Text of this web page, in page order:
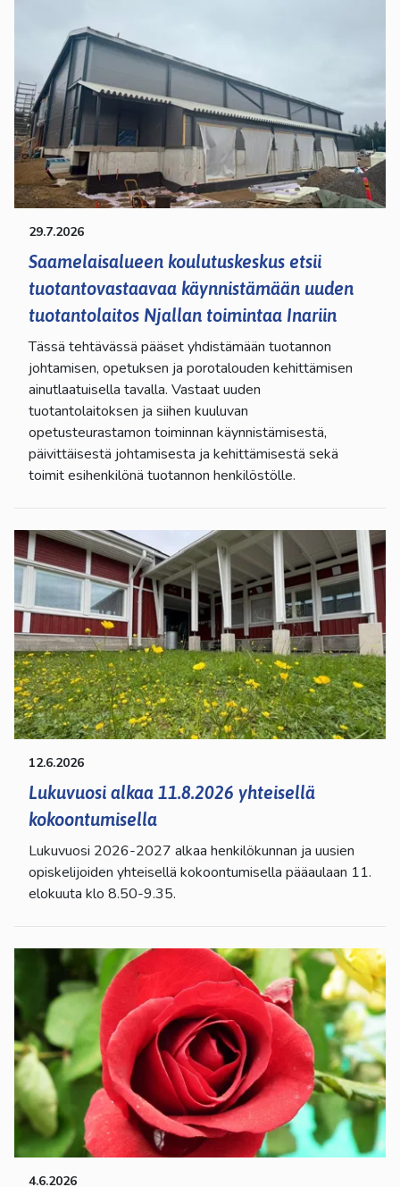
29.7.2026
Saamelaisalueen koulutuskeskus etsii
tuotantovastaavaa käynnistämään uuden
tuotantolaitos Njallan toimintaa Inariin
Tässä tehtävässä pääset yhdistämään tuotannon
johtamisen, opetuksen ja porotalouden kehittämisen
ainutlaatuisella tavalla. Vastaat uuden
tuotantolaitoksen ja siihen kuuluvan
opetusteurastamon toiminnan käynnistämisestä,
päivittäisestä johtamisesta ja kehittämisestä sekä
toimit esihenkilönä tuotannon henkilöstölle.
12.6.2026
Lukuvuosi alkaa 11.8.2026 yhteisellä
kokoontumisella
Lukuvuosi 2026-2027 alkaa henkilökunnan ja uusien
opiskelijoiden yhteisellä kokoontumisella pääaulaan 11.
elokuuta klo 8.50-9.35.
4.6.2026